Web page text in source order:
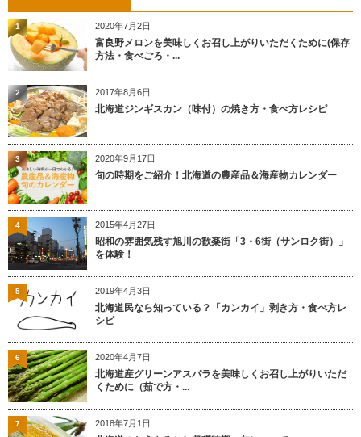
2020年7月2日
富良野メロンを美味しくお召し上がりいただくために(保存
方法・食べごろ・...
1
2017年8月6日
北海道ジンギスカン（味付）の焼き方・食べ方レシピ
2
2020年9月17日
旬の時期をご紹介！北海道の農産品＆海産物カレンダー
3
2015年4月27日
昭和の雰囲気残す旭川の歓楽街「3・6街（サンロク街）」
を体験！
4
2019年4月3日
北海道民なら知っている？「カンカイ」剥き方・食べ方レ
シピ
5
2020年4月7日
北海道産グリーンアスパラを美味しくお召し上がりいただ
くために（茹で方・...
6
2018年7月1日
7